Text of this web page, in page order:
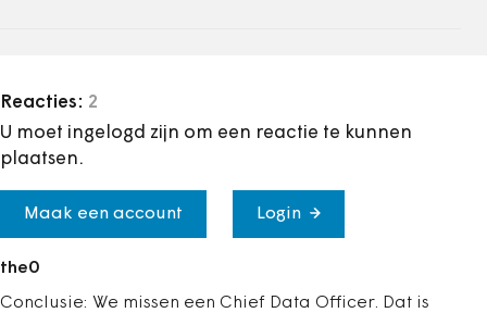
Reacties: 2
U moet ingelogd zijn om een reactie te kunnen
plaatsen.
Maak een account Login
the0
Conclusie: We missen een Chief Data Officer. Dat is